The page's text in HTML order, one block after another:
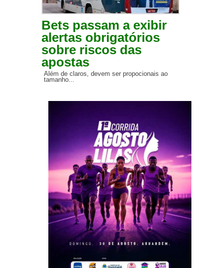
Bets passam a exibir
alertas obrigatórios
sobre riscos das
apostas
Além de claros, devem ser propocionais ao
tamanho...